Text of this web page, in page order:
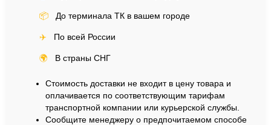
📦 До терминала ТК в вашем городе
✈️ По всей России
🌍 В страны СНГ
Стоимость доставки не входит в цену товара и
оплачивается по соответствующим тарифам
транспортной компании или курьерской службы.
Сообщите менеджеру о предпочитаемом способе